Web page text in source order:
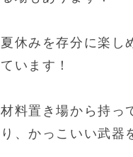
夏休みを存分に楽し
ています！
材料置き場から持っ
り、かっこいい武器